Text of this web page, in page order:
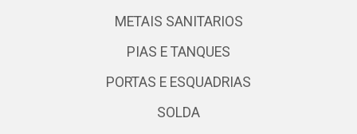
METAIS SANITARIOS
PIAS E TANQUES
PORTAS E ESQUADRIAS
SOLDA